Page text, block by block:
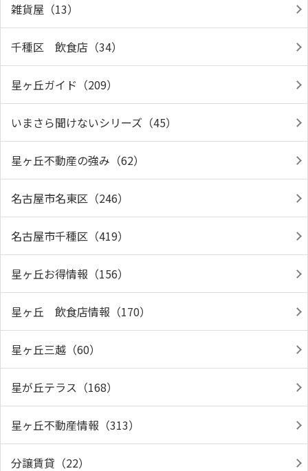
雑貨屋（13）
千種区 飲食店（34）
星ヶ丘ガイド（209）
いまさら聞けないシリーズ（45）
星ヶ丘不動産の強み（62）
名古屋市名東区（246）
名古屋市千種区（419）
星ヶ丘お得情報（156）
星ヶ丘 飲食店情報（170）
星ヶ丘三越（60）
星が丘テラス（168）
星ヶ丘不動産情報（313）
分譲賃貸（22）